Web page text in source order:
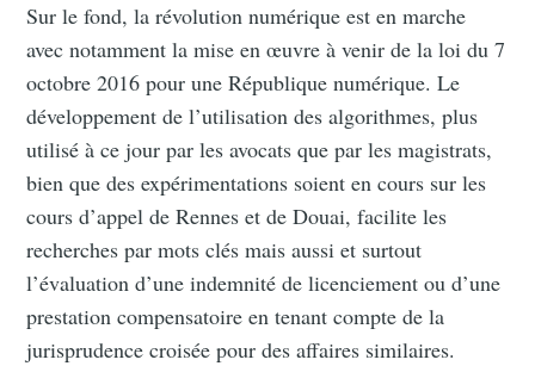
Sur le fond, la révolution numérique est en marche
avec notamment la mise en œuvre à venir de la loi du 7
octobre 2016 pour une République numérique. Le
développement de l’utilisation des algorithmes, plus
utilisé à ce jour par les avocats que par les magistrats,
bien que des expérimentations soient en cours sur les
cours d’appel de Rennes et de Douai, facilite les
recherches par mots clés mais aussi et surtout
l’évaluation d’une indemnité de licenciement ou d’une
prestation compensatoire en tenant compte de la
jurisprudence croisée pour des affaires similaires.